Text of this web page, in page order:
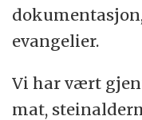
evangelier.
Vi har vært
mat,